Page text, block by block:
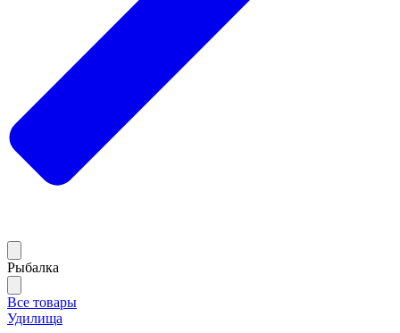
Рыбалка
Все товары
Удилища